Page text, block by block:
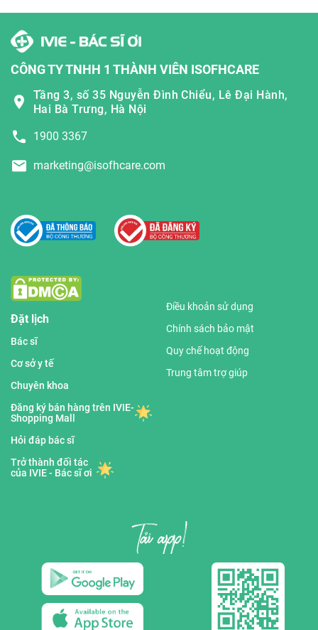
CÔNG TY TNHH 1 THÀNH VIÊN ISOFHCARE
Tầng 3, số 35 Nguyễn Đình Chiểu, Lê Đại Hành,
Hai Bà Trưng, Hà Nội
1900 3367
marketing@isofhcare.com
Đặt lịch
Bác sĩ
Cơ sở y tế
Chuyên khoa
Đăng ký bán hàng trên IVIE-
Shopping Mall
Hỏi đáp bác sĩ
Trở thành đối tác
của IVIE - Bác sĩ ơi
Điều khoản sử dụng
Chính sách bảo mật
Quy chế hoạt động
Trung tâm trợ giúp